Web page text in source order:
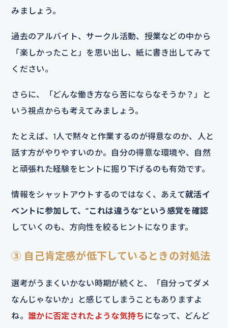
みましょう。
過去のアルバイト、サークル活動、授業などの中から
「楽しかったこと」を思い出し、紙に書き出してみて
ください。
さらに、「どんな働き方なら苦にならなそうか？」と
いう視点からも考えてみましょう。
たとえば、1人で黙々と作業するのが得意なのか、人と
話す方がやりやすいのか。自分の得意な環境や、自然
と頑張れた経験をヒントに掘り下げるのも有効です。
情報をシャットアウトするのではなく、あえて就活イ
ベントに参加して、“これは違うな”という感覚を確認
していくのも、方向性を絞るヒントになります。
③ 自己肯定感が低下しているときの対処法
選考がうまくいかない時期が続くと、「自分ってダメ
なんじゃないか」と感じてしまうこともありますよ
ね。 誰かに否定されたような気持ち になって、どんど